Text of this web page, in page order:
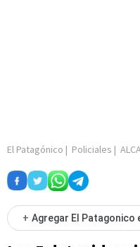
El Patagónico | Policiales |
+ Agregar El Patagonico